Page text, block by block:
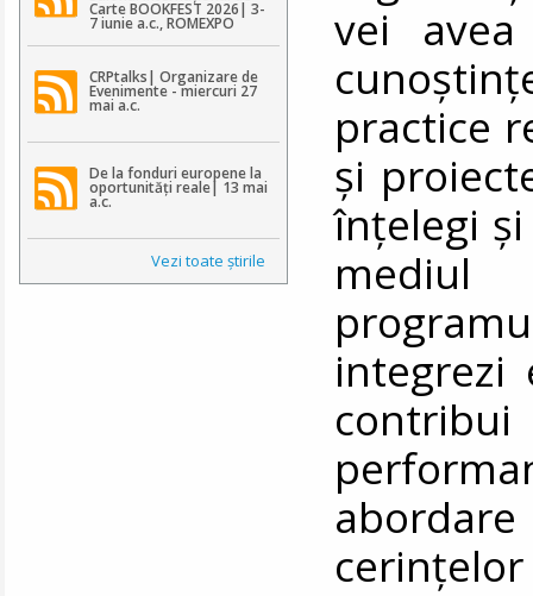
Carte BOOKFEST 2026| 3-
7 iunie a.c., ROMEXPO
CRPtalks| Organizare de
Evenimente - miercuri 27
mai a.c.
De la fonduri europene la
oportunități reale| 13 mai
a.c.
Vezi toate ştirile
vei
practice
și
înțelegi
mediul
integrezi